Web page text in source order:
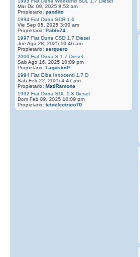
Mar Dic 09, 2025 9:53 am
Propietario: pandito
1994 Fiat Duna SCR 1.6
Vie Sep 05, 2025 3:00 am
Propietario: Pablo74
1997 Fiat Duna CSD 1.7 Diesel
Jue Ago 28, 2025 10:46 am
Propietario: serquero
2000 Fiat Duna S 1.7 Diesel
Sab Ago 16, 2025 10:09 pm
Propietario: LagustinP
1994 Fiat Elba Innocenti 1.7 D
Sab Feb 22, 2025 4:47 pm
Propietario: MatiRamone
1992 Fiat Duna SDL 1.3 Diesel
Dom Feb 09, 2025 10:09 pm
Propietario: tetoelectrico70